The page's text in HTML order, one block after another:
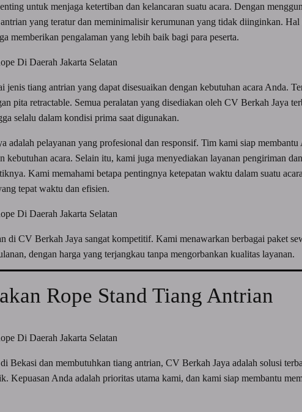
untuk menjaga ketertiban dan kelancaran suatu acara. Dengan
yang teratur dan meminimalisir kerumunan yang tidak diinginkan.
memberikan pengalaman yang lebih baik bagi para peserta.
tiang antrian yang dapat disesuaikan dengan kebutuhan acara Anda.
pita retractable. Semua peralatan yang disediakan oleh CV Berkah Jaya
selalu dalam kondisi prima saat digunakan.
adalah pelayanan yang profesional dan responsif. Tim kami siap
kebutuhan acara. Selain itu, kami juga menyediakan layanan pengiriman
Kami memahami betapa pentingnya ketepatan waktu dalam suatu
tepat waktu dan efisien.
di CV Berkah Jaya sangat kompetitif. Kami menawarkan berbagai paket
dengan harga yang terjangkau tanpa mengorbankan kualitas layanan.
Rope Stand Tiang Antrian
Bekasi dan membutuhkan tiang antrian, CV Berkah Jaya adalah solusi
Kepuasan Anda adalah prioritas utama kami, dan kami siap membantu